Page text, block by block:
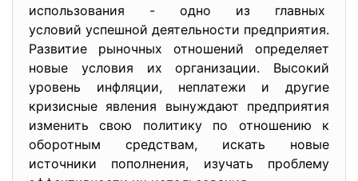
использования - одно из главных
условий успешной деятельности предприятия.
Развитие рыночных отношений определяет
новые условия их организации. Высокий
уровень инфляции, неплатежи и другие
кризисные явления вынуждают предприятия
изменить свою политику по отношению к
оборотным средствам, искать новые
источники пополнения, изучать проблему